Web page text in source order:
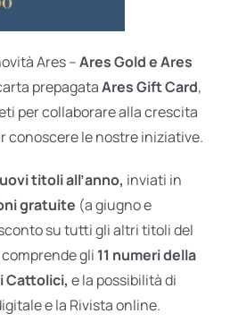
Ares –Ares Gold e Ares
prepagataAres Gift Card,
per collaborare alla crescita
conoscere le nostre iniziative.
titoli all’anno, inviati in
gratuite (a giugno e
su tutti gli altri titoli del
gli 11 numeri della
Cattolici, e la possibilità di
e la Rivista online.